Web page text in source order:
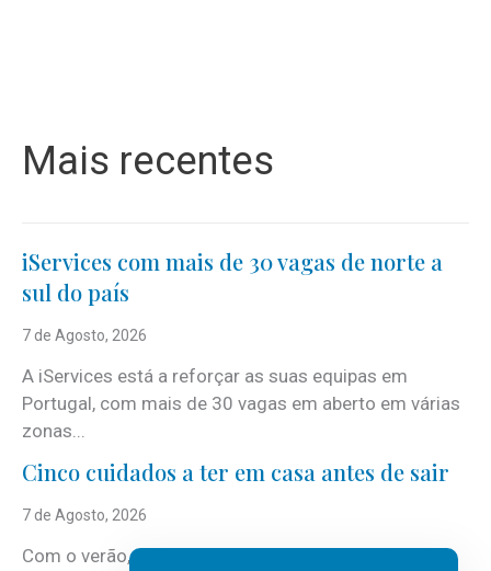
Mais recentes
iServices com mais de 30 vagas de norte a
sul do país
7 de Agosto, 2026
A iServices está a reforçar as suas equipas em
Portugal, com mais de 30 vagas em aberto em várias
zonas...
Cinco cuidados a ter em casa antes de sair
7 de Agosto, 2026
Com o verão, chegam também as férias, os fins-de-